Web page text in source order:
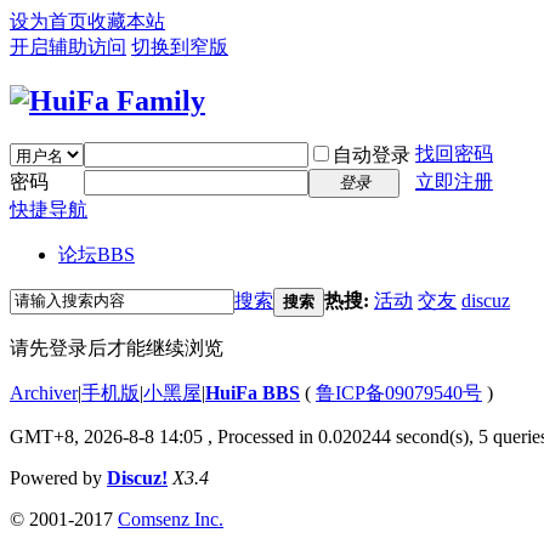
设为首页收藏本站
开启辅助访问 切换到窄版
自动登录 找回密码
密码
登录
立即注册
快捷导航
论坛BBS
搜索 搜索 热搜: 活动 交友 discuz
请先登录后才能继续浏览
Archiver|手机版|小黑屋|HuiFa BBS ( 鲁ICP备09079540号 )
GMT+8, 2026-8-8 14:05 , Processed in 0.020244 second(s), 5
Powered by Discuz! X3.4
© 2001-2017 Comsenz Inc.